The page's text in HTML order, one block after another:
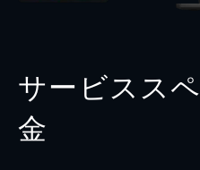
サービスス
金